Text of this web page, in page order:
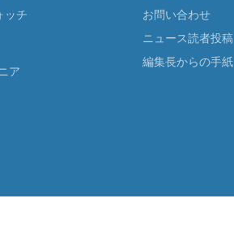
ッチ
ア
お問い合わせ
ニュース読者投稿
編集長からの手紙